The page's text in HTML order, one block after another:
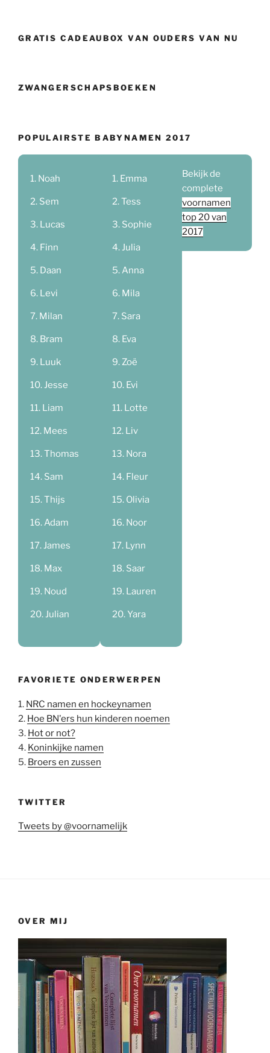
GRATIS CADEAUBOX VAN OUDERS VAN NU
ZWANGERSCHAPSBOEKEN
POPULAIRSTE BABYNAMEN 2017
Noah
Sem
Lucas
Finn
Daan
Levi
Milan
Bram
Luuk
Jesse
Liam
Mees
Thomas
Sam
Thijs
Adam
James
Max
Noud
Julian
Emma
Tess
Sophie
Julia
Anna
Mila
Sara
Eva
Zoë
Evi
Lotte
Liv
Nora
Fleur
Olivia
Noor
Lynn
Saar
Lauren
Yara
Bekijk de
complete
voornamen
top 20 van
2017
FAVORIETE ONDERWERPEN
1. NRC namen en hockeynamen
2. Hoe BN'ers hun kinderen noemen
3. Hot or not?
4. Koninkijke namen
5. Broers en zussen
TWITTER
Tweets by @voornamelijk
OVER MIJ